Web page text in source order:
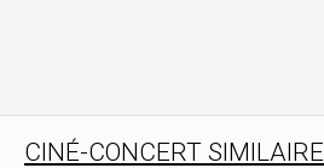
CINÉ-CONCERT SIMILAIRE